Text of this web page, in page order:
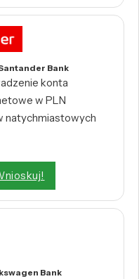
Bank
konta
w PLN
natychmiastowych
Bank